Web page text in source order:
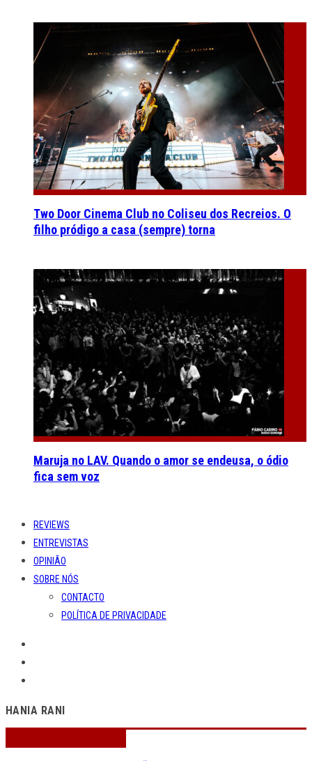
Two Door Cinema Club no Coliseu dos Recreios. O
filho pródigo a casa (sempre) torna
Maruja no LAV. Quando o amor se endeusa, o ódio
fica sem voz
REVIEWS
ENTREVISTAS
OPINIÃO
SOBRE NÓS
CONTACTO
POLÍTICA DE PRIVACIDADE
HANIA RANI